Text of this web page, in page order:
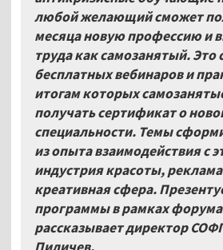
любой желающий сможет
месяца новую профессию и
труда как самозанятый. Это
бесплатных вебинаров и
итогам которых
получать сертификат о
специальности. Темы
из опыта взаимодействия с
индустрия красоты,
креативная сфера.
программы в рамках
рассказывает директор